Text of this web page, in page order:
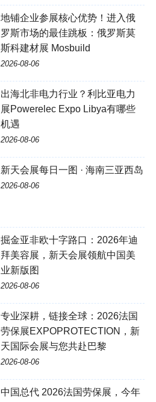
地铺企业参展核心优势！进入俄
罗斯市场的最佳跳板：俄罗斯莫
斯科建材展 Mosbuild
2026-08-06
出海北非电力行业？利比亚电力
展Powerelec Expo Libya有哪些
机遇
2026-08-06
新天会展每日一图 · 海南三亚西岛
2026-08-06
掘金亚非欧十字路口：2026年迪
拜美容展，新天会展领航中国美
业新版图
2026-08-06
专业深耕，链接全球：2026法国
劳保展EXPOPROTECTION，新
天国际会展与您共赴巴黎
2026-08-06
中国总代 2026法国劳保展，今年